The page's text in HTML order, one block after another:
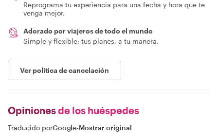
Reprograma tu experiencia para una fecha y hora que te
venga mejor.
Adorado por viajeros de todo el mundo
Simple y flexible: tus planes, a tu manera.
Ver política de cancelación
Opinionesde los huéspedes
Traducido porGoogle-Mostrar original